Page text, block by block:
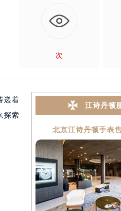
次
递着
探索
江诗丹顿
北京江诗丹顿手表